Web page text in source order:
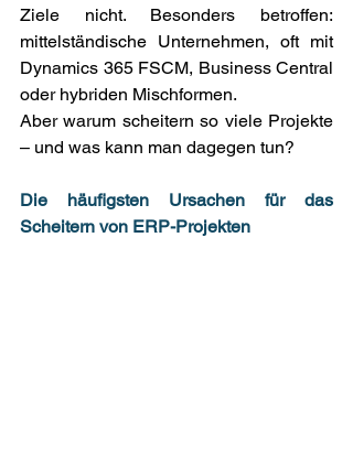
Ziele nicht. Besonders betroffen:
mittelständische Unternehmen, oft mit
Dynamics 365 FSCM, Business Central
oder hybriden Mischformen.
Aber warum scheitern so viele Projekte
– und was kann man dagegen tun?
Die häufigsten Ursachen für das
Scheitern von ERP-Projekten